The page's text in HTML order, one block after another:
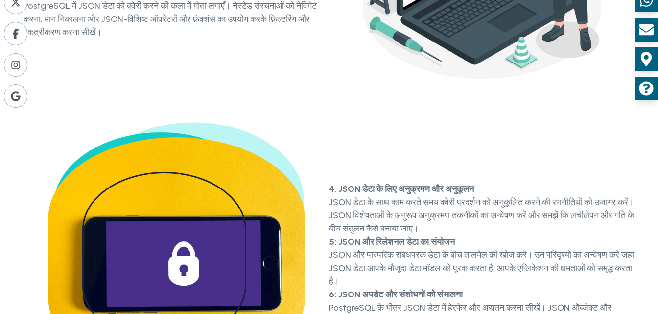
PostgreSQL में JSON डेटा को क्वेरी करने की कला में गोता लगाएँ। नेस्टेड संरचनाओं को नेविगेट
करना, मान निकालना और JSON-विशिष्ट ऑपरेटरों और फ़ंक्शंस का उपयोग करके फ़िल्टरिंग और
एकत्रीकरण करना सीखें।
4: JSON डेटा के लिए अनुक्रमण और अनुकूलन
JSON डेटा के साथ काम करते समय क्वेरी प्रदर्शन को अनुकूलित करने की रणनीतियों को उजागर करें।
JSON विशेषताओं के अनुरूप अनुक्रमण तकनीकों का अन्वेषण करें और समझें कि लचीलेपन और गति के
बीच संतुलन कैसे बनाया जाए।
5: JSON और रिलेशनल डेटा का संयोजन
JSON और पारंपरिक संबंधपरक डेटा के बीच तालमेल की खोज करें। उन परिदृश्यों का अन्वेषण करें जहां
JSON डेटा आपके मौजूदा डेटा मॉडल को पूरक करता है, आपके एप्लिकेशन की क्षमताओं को समृद्ध करता
है।
6: JSON अपडेट और संशोधनों को संभालना
PostgreSQL के भीतर JSON डेटा में हेरफेर और अद्यतन करना सीखें। JSON ऑब्जेक्ट और